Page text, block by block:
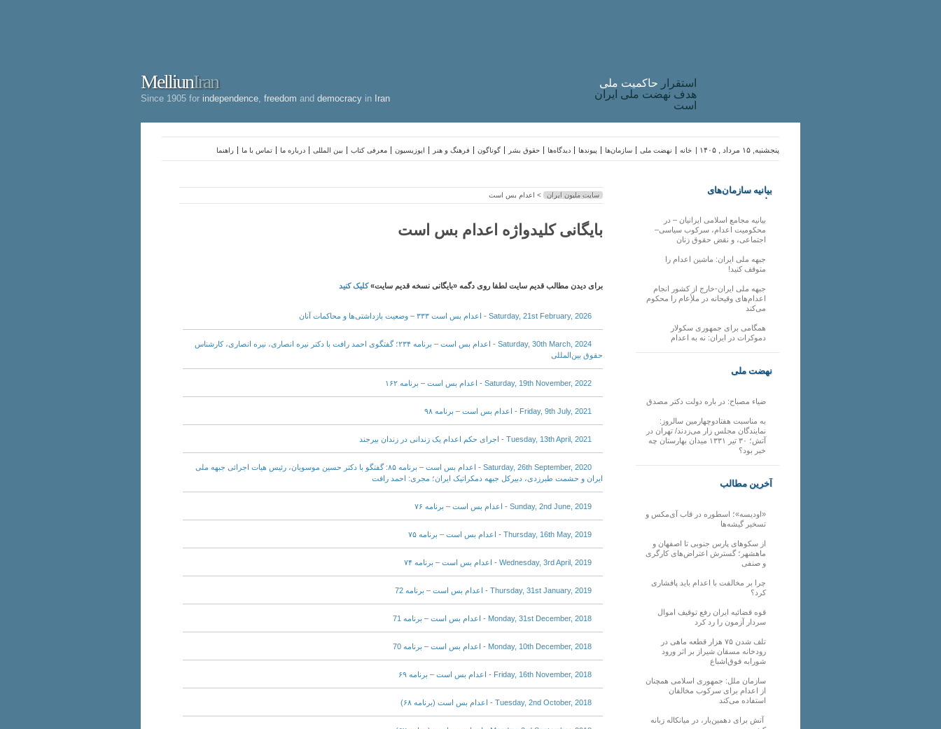
MelliunIran
Since 1905 for independence freedom and democracy in Iran
استقرار حاکميت ملی
هدف نهضت ملی ایران
است
راهنما تماس با ما درباره ما بین المللی معرفی کتاب اپوزیسیون فرهنگ و هنر گوناگون حقوق بشر دیدگاه‌ها پیوندها سازمان‌ها نهضت ملی خانه پنجشنبه, ۱۵ مرداد , ۱۴۰۵ |
سایت ملیون ایران > اعدام بس است
بایگانی کلیدواژه اعدام بس است
برای دیدن مطالب قدیم سایت لطفا روی دگمه «بایگانی نسخه قدیم سایت»کلیک کنید
Saturday, 21st February, 2026 - اعدام بس است ۳۳۳ – وضعیت بازداشتی‌ها و محاکمات آنان
Saturday, 30th March, 2024 - اعدام بس است – برنامه ۲۳۴؛ گفتگوی احمد رافت با دکتر نیره انصاری، نیره انصاری، کارشناس
حقوق بین‌المللی
Saturday, 19th November, 2022 - اعدام بس است – برنامه ۱۶۲
Friday, 9th July, 2021 - اعدام بس است – برنامه ۹۸
Tuesday, 13th April, 2021 - اجرای حکم اعدام یک زندانی در زندان بیرجند
Saturday, 26th September, 2020 - اعدام بس است – برنامه ۸۵: گفتگو با دکتر حسین موسویان، رئیس هیات اجرائی جبهه ملی
ایران و حشمت طبرزدی، دبیرکل جبهه دمکراتیک ایران؛ مجری: احمد رافت
Sunday, 2nd June, 2019 - اعدام بس است – برنامه ۷۶
Thursday, 16th May, 2019 - اعدام بس است – برنامه ۷۵
Wednesday, 3rd April, 2019 - اعدام بس است – برنامه ۷۴
Thursday, 31st January, 2019 - اعدام بس است – برنامه 72
Monday, 31st December, 2018 - اعدام بس است – برنامه 71
Monday, 10th December, 2018 - اعدام بس است – برنامه 70
Friday, 16th November, 2018 - اعدام بس است – برنامه ۶۹
Tuesday, 2nd October, 2018 - اعدام بس است (برنامه ۶۸)
بیانیه سازمان‌های
ملی
بیانیه مجامع اسلامی ایرانیان – در
محکومیت اعدام، سرکوب سیاسی–
اجتماعی، و نقض حقوق زنان
جبهه ملی ایران: ماشین اعدام را
متوقف کنید!
جبهه ملی ایران-خارج از کشور انجام
اعدام‌های وقیحانه در ملأِعام را محکوم
می‌کند
همگامی برای جمهوری سکولار
دموکرات در ایران: نه به اعدام
نهضت ملی
ضیاء مصباح: در باره دولت دکتر مصدق
به مناسبت هفتادوچهارمین سالروز:
نمایندگان مجلس زار می‌زدند/ تهران در
آتش؛ ۳۰ تیر ۱۳۳۱ میدان بهارستان چه
خبر بود؟
آخرین مطالب
«اودیسه»؛ اسطوره در قاب آی‌مکس و
تسخیر گیشه‌ها
از سکوهای پارس جنوبی تا اصفهان و
ماهشهر؛ گسترش اعتراض‌های کارگری
و صنفی
چرا بر مخالفت با اعدام باید پافشاری
کرد؟
قوه قضائیه ایران رفع توقیف اموال
سردار آزمون را رد کرد
تلف شدن ۷۵ هزار قطعه ماهی در
رودخانه مسقان شیراز بر اثر ورود
شورابه فوق‌اشباع
سازمان ملل: جمهوری اسلامی همچنان
از اعدام برای سرکوب مخالفان
استفاده می‌کند
آتش برای دهمین‌بار، در میانکاله زبانه